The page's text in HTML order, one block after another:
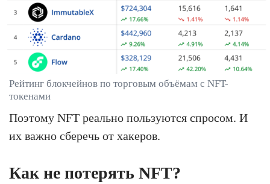
Рейтинг блокчейнов по торговым объёмам с NFT-
токенами
Поэтому NFT реально пользуются спросом. И
их важно сберечь от хакеров.
Как не потерять NFT?